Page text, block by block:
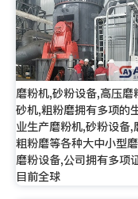
磨粉机,砂粉设备,高压磨
砂机,粗粉磨拥有多项的
业生产磨粉机,砂粉设备,
粗粉磨等各种大中小型
磨粉设备,公司拥有多项
目前全球